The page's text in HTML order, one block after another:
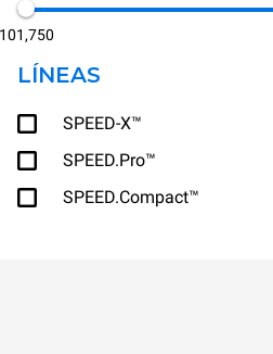
LÍNEAS
SPEED-X™
SPEED.Pro™
SPEED.Compact™